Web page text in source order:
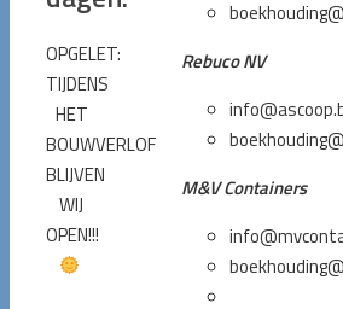
OPGELET:
TIJDENS
HET
BOUWVERLOF
BLIJVEN
WIJ
OPEN!!!
Rebuco NV
M&V Containers